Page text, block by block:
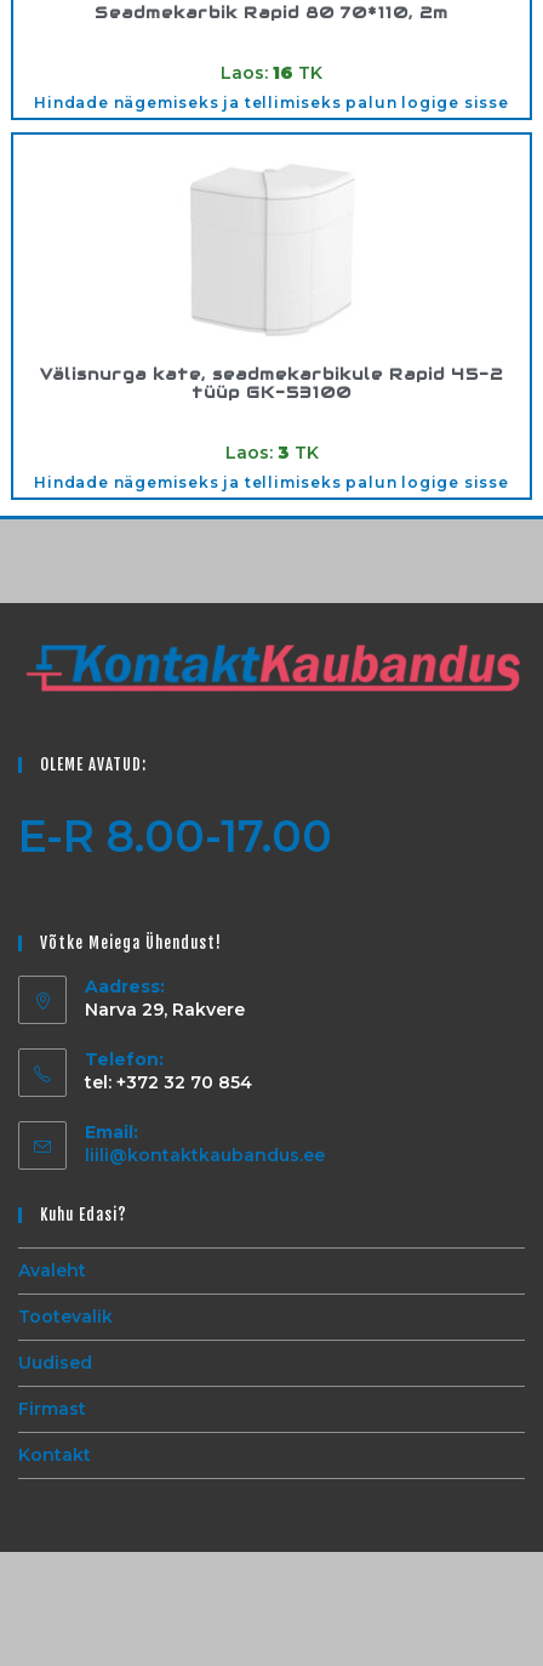
Seadmekarbik Rapid 80 70*110, 2m
Laos: 16 TK
Hindade nägemiseks ja tellimiseks palun logige sisse
Välisnurga kate, seadmekarbikule Rapid 45-2
tüüp GK-53100
Laos: 3 TK
Hindade nägemiseks ja tellimiseks palun logige sisse
OLEME AVATUD:
E-R 8.00-17.00
Võtke Meiega Ühendust!
Aadress:
Narva 29, Rakvere
Telefon:
tel: +372 32 70 854
Email:
liili@kontaktkaubandus.ee
Kuhu Edasi?
Avaleht
Tootevalik
Uudised
Firmast
Kontakt